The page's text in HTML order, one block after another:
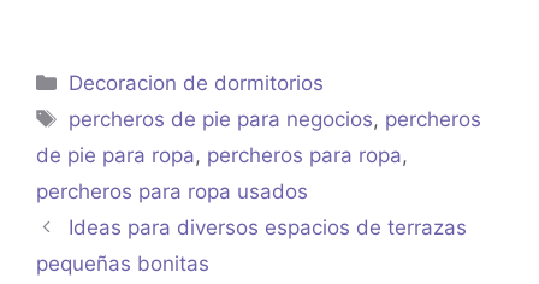
Categorías
Decoracion de dormitorios
Etiquetas
percheros de pie para negocios, percheros
de pie para ropa, percheros para ropa,
percheros para ropa usados
Ideas para diversos espacios de terrazas
pequeñas bonitas